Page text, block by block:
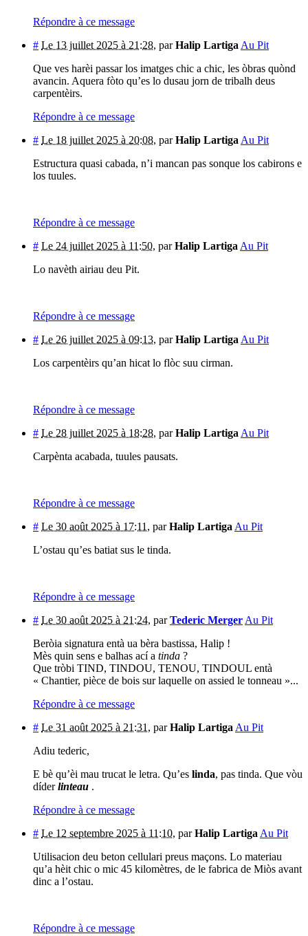
Répondre à ce message
# Le 13 juillet 2025 à 21:28, parHalip LartigaAu Pit
Que ves harèi passar los imatges chic a chic, les òbras quònd
avancin. Aquera fòto qu’es lo dusau jorn de tribalh deus
carpentèirs.
Répondre à ce message
# Le 18 juillet 2025 à 20:08, parHalip LartigaAu Pit
Estructura quasi cabada, n’i mancan pas sonque los cabirons e
los tuules.
Répondre à ce message
# Le 24 juillet 2025 à 11:50, parHalip LartigaAu Pit
Lo navèth airiau deu Pit.
Répondre à ce message
# Le 26 juillet 2025 à 09:13, parHalip LartigaAu Pit
Los carpentèirs qu’an hicat lo flòc suu cirman.
Répondre à ce message
# Le 28 juillet 2025 à 18:28, parHalip LartigaAu Pit
Carpènta acabada, tuules pausats.
Répondre à ce message
# Le 30 août 2025 à 17:11, parHalip LartigaAu Pit
L’ostau qu’es batiat sus le tinda.
Répondre à ce message
# Le 30 août 2025 à 21:24, parTederic MergerAu Pit
Beròia signatura entà ua bèra bastissa, Halip !
Mès quin sens e balhas ací a tinda ?
Que tròbi TIND, TINDOU, TENOU, TINDOUL entà
« Chantier, pièce de bois sur laquelle on assied le tonneau »...
Répondre à ce message
# Le 31 août 2025 à 21:31, parHalip LartigaAu Pit
Adiu tederic,
E bè qu’èi mau trucat le letra. Qu’es linda, pas tinda. Que vòu
díderlinteau .
Répondre à ce message
# Le 12 septembre 2025 à 11:10, parHalip LartigaAu Pit
Utilisacion deu beton cellulari preus maçons. Lo materiau
qu’a hèit chic o mic 45 kilomètres, de le fabrica de Miòs avant
dinc a l’ostau.
Répondre à ce message